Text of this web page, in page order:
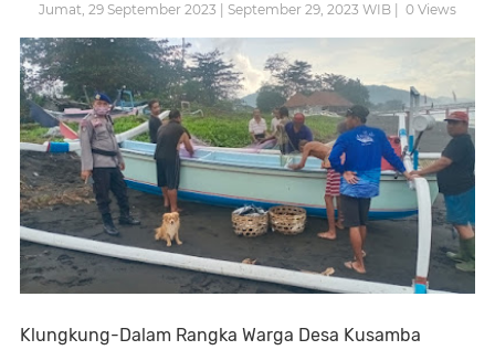
Jumat, 29 September 2023 | September 29, 2023 WIB | 0 Views
Klungkung-Dalam Rangka Warga Desa Kusamba